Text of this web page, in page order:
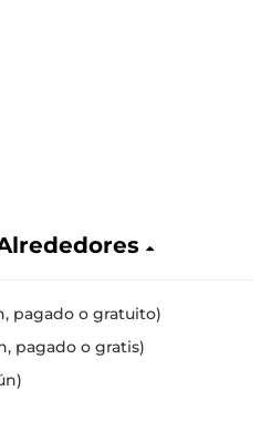
pagado o gratuito)
pagado o gratis)